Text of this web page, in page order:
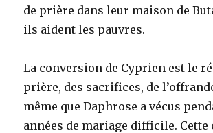
de prière dans leur maison de
ils aident les pauvres.
La conversion de Cyprien est le
prière, des sacrifices, de
même que Daphrose a vécus
années de mariage difficile.